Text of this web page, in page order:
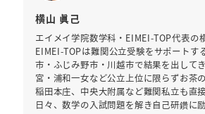
横山 眞己
エイメイ学院数学科・EIMEI-TOP代表の
EIMEI-TOPは難関公立受験をサポートす
市・ふじみ野市・川越市で結果を出して
宮・浦和一女など公立上位に限らずお茶
稲田本庄、中央大附属など難関私立も直
日々、数学の入試問題を解き自己研鑽に